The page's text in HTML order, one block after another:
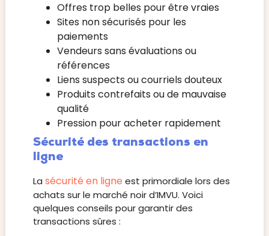
Offres trop belles pour être vraies
Sites non sécurisés pour les
paiements
Vendeurs sans évaluations ou
références
Liens suspects ou courriels douteux
Produits contrefaits ou de mauvaise
qualité
Pression pour acheter rapidement
Sécurité des transactions en
ligne
La sécurité en ligne est primordiale lors des
achats sur le marché noir d’IMVU. Voici
quelques conseils pour garantir des
transactions sûres :